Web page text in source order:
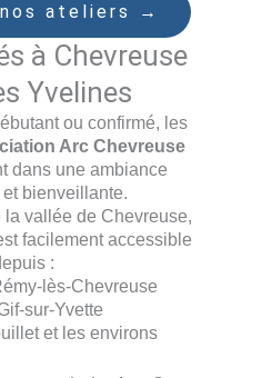
ateliers →
à Chevreuse
Yvelines
ou confirmé, les
Arc Chevreuse
dans une ambiance
bienveillante.
vallée de Chevreuse,
facilement accessible
:
lès-Chevreuse
sur-Yvette
et les environs